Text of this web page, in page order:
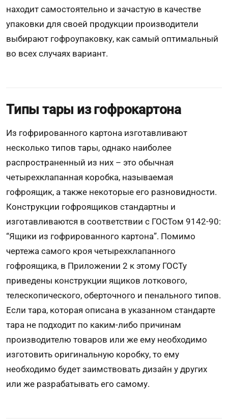
находит самостоятельно и зачастую в качестве
упаковки для своей продукции производители
выбирают гофроупаковку, как самый оптимальный
во всех случаях вариант.
Типы тары из гофрокартона
Из гофрированного картона изготавливают
несколько типов тары, однако наиболее
распространенный из них – это обычная
четырехклапанная коробка, называемая
гофроящик, а также некоторые его разновидности.
Конструкции гофроящиков стандартны и
изготавливаются в соответствии с ГОСТом 9142-90:
“Ящики из гофрированного картона”. Помимо
чертежа самого кроя четырехклапанного
гофроящика, в Приложении 2 к этому ГОСТу
приведены конструкции ящиков лоткового,
телескопического, оберточного и пенального типов.
Если тара, которая описана в указанном стандарте
тара не подходит по каким-либо причинам
производителю товаров или же ему необходимо
изготовить оригинальную коробку, то ему
необходимо будет заимствовать дизайн у других
или же разрабатывать его самому.